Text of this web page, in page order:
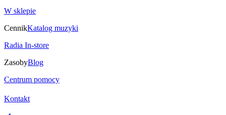
W sklepie
CennikKatalog muzyki
Radia In-store
ZasobyBlog
Centrum pomocy
Kontakt